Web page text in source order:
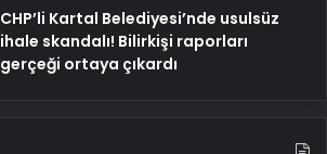
CHP’li Kartal Belediyesi’nde usulsüz
ihale skandalı! Bilirkişi raporları
gerçeği ortaya çıkardı